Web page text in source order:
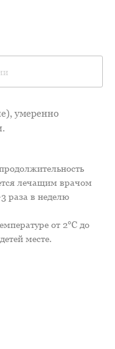
умеренно
лечащим врачом
раза в неделю
от 2℃ до
месте.